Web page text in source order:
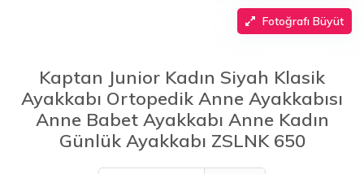
Fotoğrafı Büyüt
Kaptan Junior Kadın Siyah Klasik
Ayakkabı Ortopedik Anne Ayakkabısı
Anne Babet Ayakkabı Anne Kadın
Günlük Ayakkabı ZSLNK 650